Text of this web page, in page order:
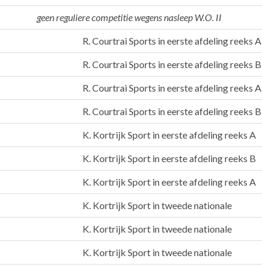
geen reguliere competitie wegens nasleep W.O. II
R. Courtrai Sports in eerste afdeling reeks A
R. Courtrai Sports in eerste afdeling reeks B
R. Courtrai Sports in eerste afdeling reeks A
R. Courtrai Sports in eerste afdeling reeks B
K. Kortrijk Sport in eerste afdeling reeks A
K. Kortrijk Sport in eerste afdeling reeks B
K. Kortrijk Sport in eerste afdeling reeks A
K. Kortrijk Sport in tweede nationale
K. Kortrijk Sport in tweede nationale
K. Kortrijk Sport in tweede nationale